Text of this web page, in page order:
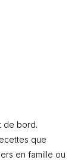
de bord.
que
en famille ou